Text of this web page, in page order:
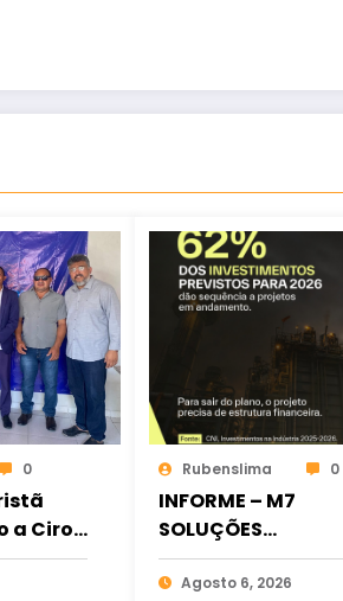
0
a Ciro
Rubenslima 0
INFORME – M7
SOLUÇÕES
FINANCEIRAS
Agosto 6, 2026